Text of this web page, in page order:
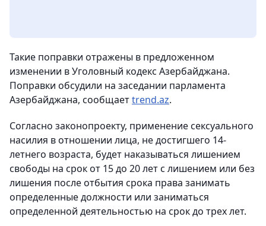
Такие поправки отражены в предложенном
изменении в Уголовный кодекс Азербайджана.
Поправки обсудили на заседании парламента
Азербайджана, сообщаетtrend.az.
Согласно законопроекту, применение сексуального
насилия в отношении лица, не достигшего 14-
летнего возраста, будет наказываться лишением
свободы на срок от 15 до 20 лет с лишением или без
лишения после отбытия срока права занимать
определенные должности или заниматься
определенной деятельностью на срок до трех лет.